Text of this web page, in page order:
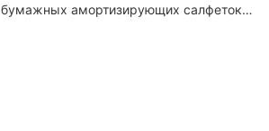
бумажных амортизирующих салфеток в